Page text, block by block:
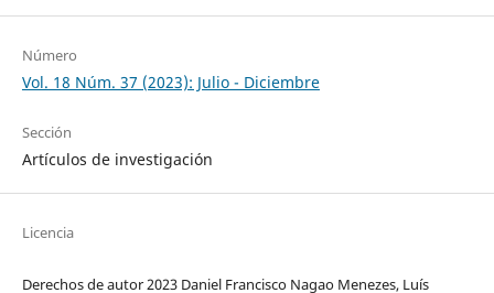
Número
Vol. 18 Núm. 37 (2023): Julio - Diciembre
Sección
Artículos de investigación
Licencia
Derechos de autor 2023 Daniel Francisco Nagao Menezes, Luís